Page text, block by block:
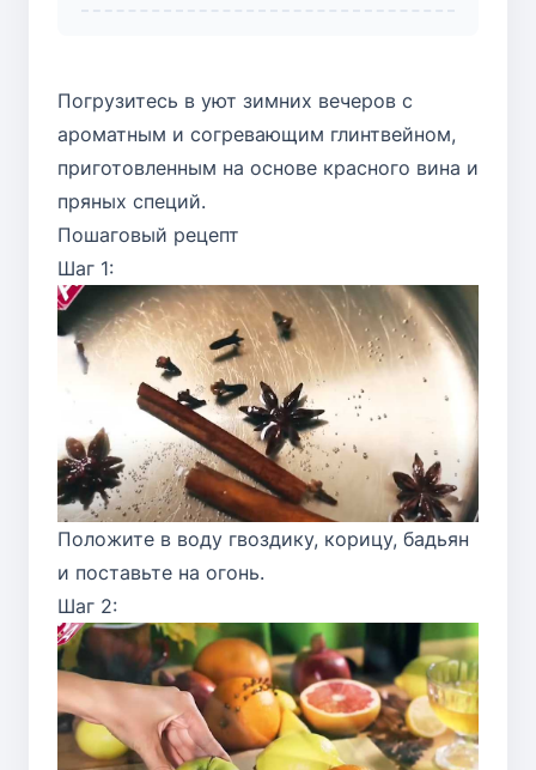
Погрузитесь в уют зимних вечеров с
ароматным и согревающим глинтвейном,
приготовленным на основе красного вина и
пряных специй.
Пошаговый рецепт
Шаг 1:
Положите в воду гвоздику, корицу, бадьян
и поставьте на огонь.
Шаг 2: